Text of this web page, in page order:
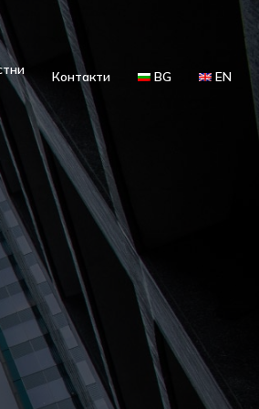
Контакти BG EN